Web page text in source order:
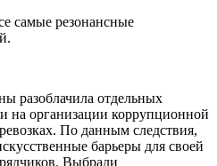
самые резонансные
разоблачила отдельных
на организации коррупционной
По данным следствия,
барьеры для своей
Выбрали